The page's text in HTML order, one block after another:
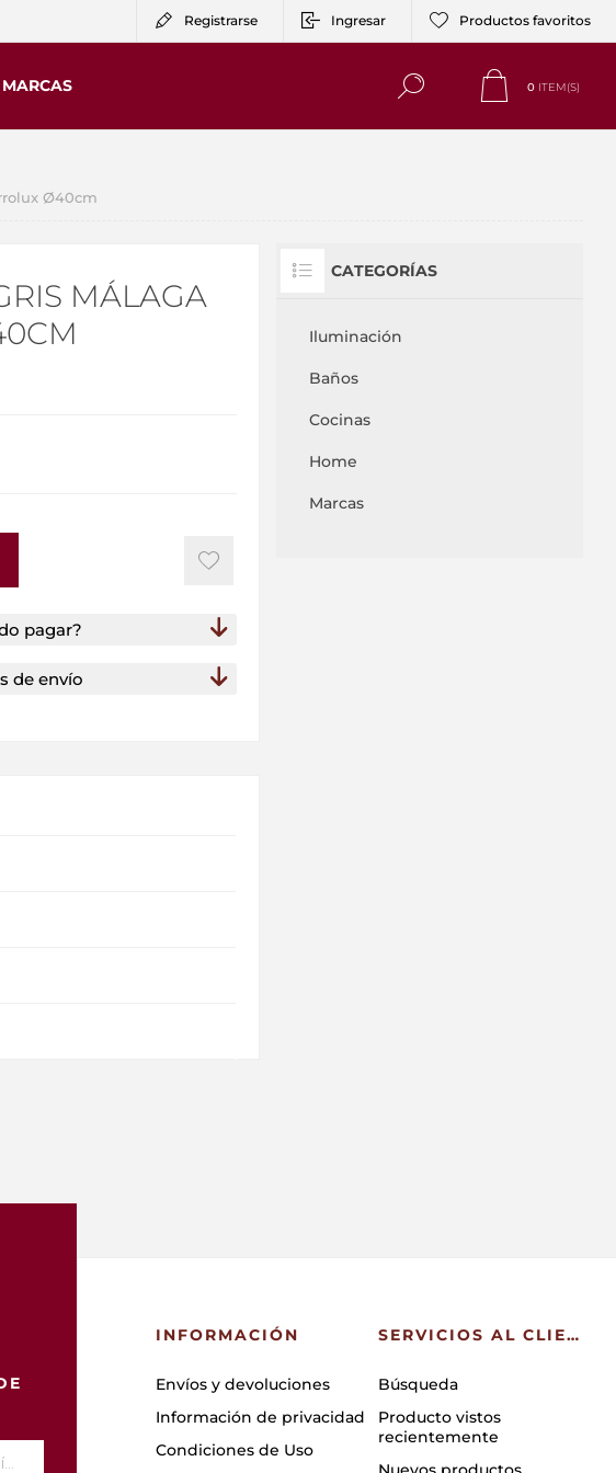
Registrarse Ingresar Productos favoritos
MARCAS 0 ITEM(S)
Ø40cm
MÁLAGA
pagar?
de envío
CATEGORÍAS
Iluminación
Baños
Cocinas
Home
Marcas
INFORMACIÓN
Envíos y devoluciones
Información de privacidad
Condiciones de Uso
SERVICIOS AL CLIENTE
Búsqueda
Producto vistos
recientemente